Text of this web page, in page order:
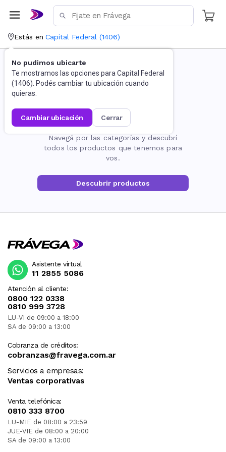
Estás en Capital Federal (1406)
No pudimos ubicarte
Te mostramos las opciones para Capital Federal
(1406). Podés cambiar tu ubicación cuando
quieras.
cambiar ubicación cerrar
La página no existe
Navegá por las categorías y descubrí
todos los productos que tenemos para
vos.
Descubrir productos
Atención al cliente:
0800 122 0338
0810 999 3728
LU-VI de 09:00 a 18:00
SA de 09:00 a 13:00
Cobranza de créditos:
cobranzas@fravega.com.ar
Servicios a empresas:
Ventas corporativas
Venta telefónica:
0810 333 8700
LU-MIE de 08:00 a 23:59
JUE-VIE de 08:00 a 20:00
SA de 09:00 a 13:00
Asistente virtual
11 2855 5086